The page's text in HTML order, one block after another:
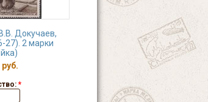
Докучаев,
27). 2 марки
*